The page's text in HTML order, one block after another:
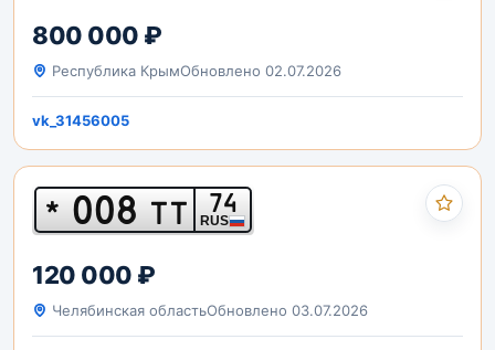
800 000 ₽
Республика КрымОбновлено 02.07.2026
vk_31456005
* 008 ТТ 74
RUS
120 000 ₽
Челябинская областьОбновлено 03.07.2026